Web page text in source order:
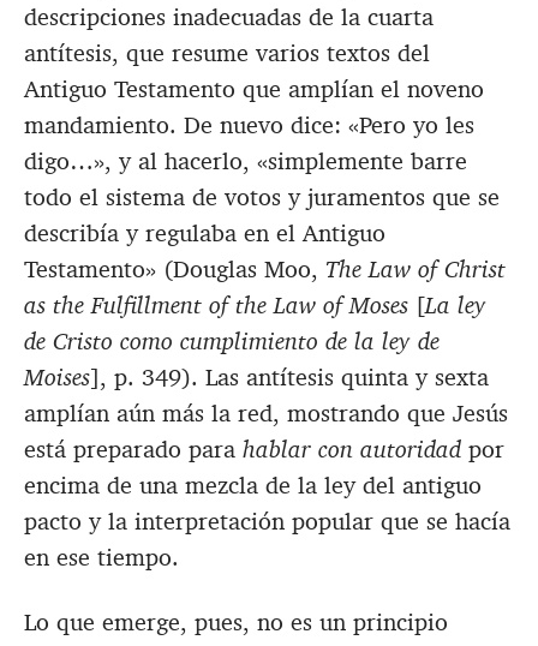
descripciones inadecuadas de la cuarta
antítesis, que resume varios textos del
Antiguo Testamento que amplían el noveno
mandamiento. De nuevo dice: «Pero yo les
digo…», y al hacerlo, «simplemente barre
todo el sistema de votos y juramentos que se
describía y regulaba en el Antiguo
Testamento» (Douglas Moo, The Law of Christ
as the Fulfillment of the Law of Moses [La ley
de Cristo como cumplimiento de la ley de
Moises], p. 349). Las antítesis quinta y sexta
amplían aún más la red, mostrando que Jesús
está preparado para hablar con autoridad por
encima de una mezcla de la ley del antiguo
pacto y la interpretación popular que se hacía
en ese tiempo.
Lo que emerge, pues, no es un principio